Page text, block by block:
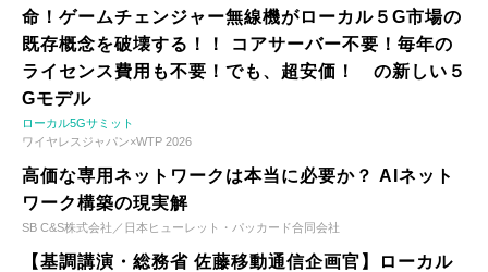
命！ゲームチェンジャー無線機がローカル５G市場の
既存概念を破壊する！！ コアサーバー不要！毎年の
ライセンス費用も不要！でも、超安価！ の新しい５
Gモデル
ローカル5Gサミット
ワイヤレスジャパン×WTP 2026
高価な専用ネットワークは本当に必要か？ AIネット
ワーク構築の現実解
SB C&S株式会社／日本ヒューレット・パッカード合同会社
【基調講演・総務省 佐藤移動通信企画官】ローカル